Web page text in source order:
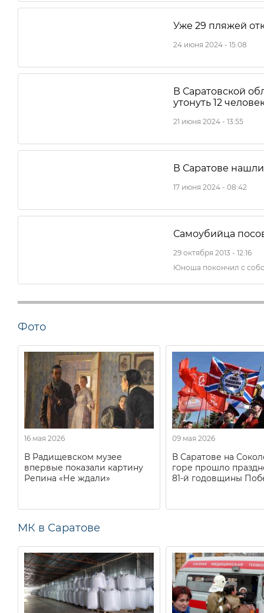
Уже 29 пляжей
24 июня 2024 - 15:08
В Саратовской
утонуть 12
21 июня 2024 - 13:55
В Саратове
17 июня 2024 - 08:42
Самоубийца
29 октября 2013 - 12:16
Юноша покончил с
Фото
16 мая 2026
В Радищевском музее
впервые показали картину
Репина «Не ждали»
09 мая 2026
В Саратове на
горе прошло
81-й годовщины
МК в Саратове